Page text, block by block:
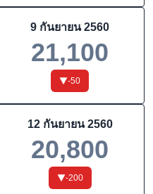
9 กันยายน 2560
21,100
-50
12 กันยายน 2560
20,800
-200